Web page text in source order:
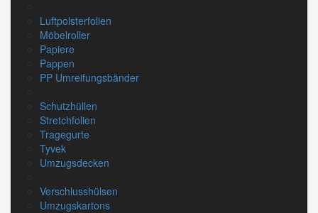
Luftpolsterfolien
Möbelroller
Papiere
Pappen
PP Umreifungsbänder
Schutzhüllen
Stretchfolien
Tragegurte
Tyvek
Umzugsdecken
Verschlusshülsen
Umzugskartons